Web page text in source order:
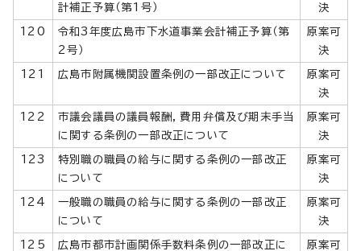
計補正予算（第1号）
決
120
令和3年度広島市下水道事業会計補正予算（第
2号）
原案可
決
121 広島市附属機関設置条例の一部改正について
原案可
決
122
市議会議員の議員報酬，費用弁償及び期末手当
に関する条例の一部改正について
原案可
決
123
特別職の職員の給与に関する条例の一部改正
について
原案可
決
124
一般職の職員の給与に関する条例の一部改正
について
原案可
決
125
広島市都市計画関係手数料条例の一部改正に
原案可